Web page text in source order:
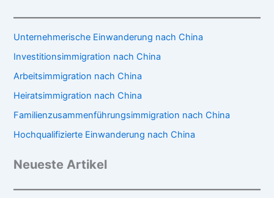
Unternehmerische Einwanderung nach China
Investitionsimmigration nach China
Arbeitsimmigration nach China
Heiratsimmigration nach China
Familienzusammenführungsimmigration nach China
Hochqualifizierte Einwanderung nach China
Neueste Artikel